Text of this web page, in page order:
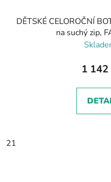
DĚTSKÉ CELOROČNÍ
na suchý zip,
1 142
21